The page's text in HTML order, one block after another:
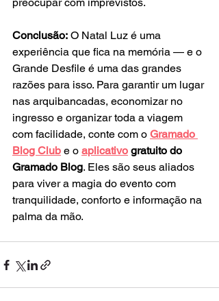
Conclusão: O Natal Luz é uma
experiência que fica na memória — e o
Grande Desfile é uma das grandes
razões para isso. Para garantir um lugar
nas arquibancadas, economizar no
ingresso e organizar toda a viagem
com facilidade, conte com o Gramado
Blog Club e o aplicativo gratuito do
Gramado Blog. Eles são seus aliados
para viver a magia do evento com
tranquilidade, conforto e informação na
palma da mão.